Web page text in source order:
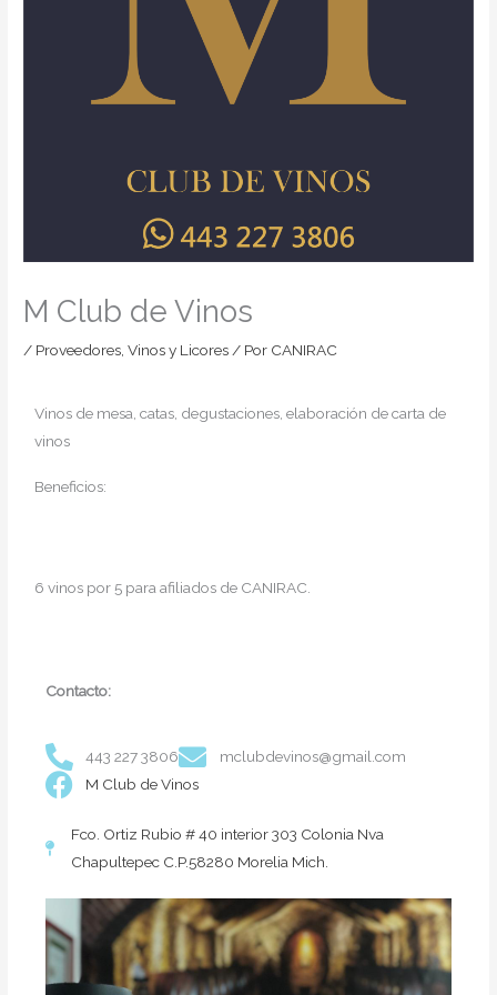
M Club de Vinos
/ Proveedores ,Vinos y Licores / Por CANIRAC
Vinos de mesa, catas, degustaciones, elaboración de carta de
vinos
Beneficios:
6 vinos por 5 para afiliados de CANIRAC.
Contacto:
443 227 3806
mclubdevinos@gmail.com
M Club de Vinos
Fco. Ortiz Rubio # 40 interior 303 Colonia Nva
Chapultepec C.P.58280 Morelia Mich.